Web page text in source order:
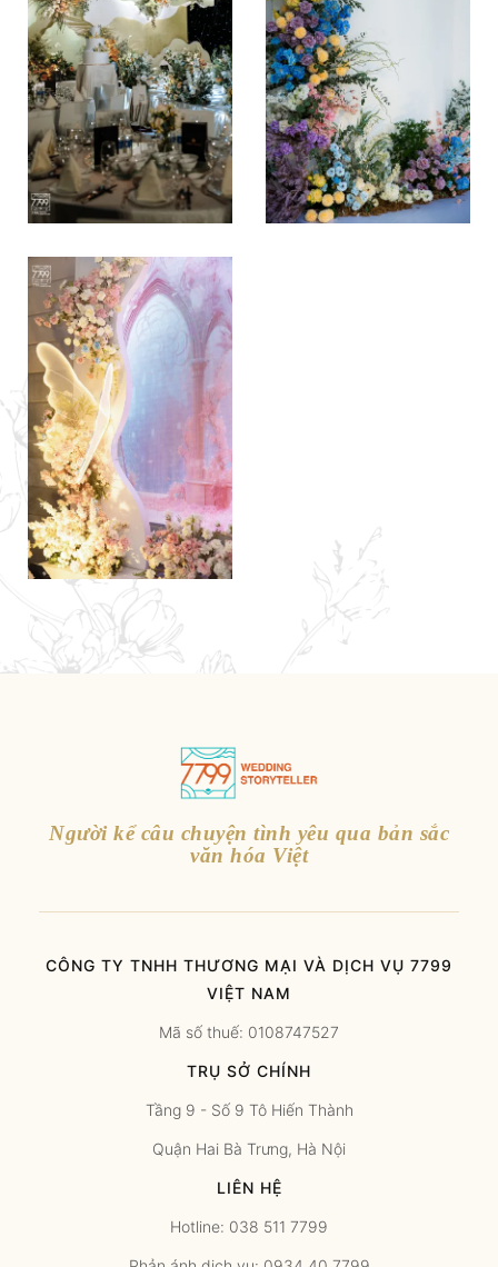
Người kể câu chuyện tình yêu qua bản sắc
văn hóa Việt
CÔNG TY TNHH THƯƠNG MẠI VÀ DỊCH VỤ 7799
VIỆT NAM
Mã số thuế: 0108747527
TRỤ SỞ CHÍNH
Tầng 9 - Số 9 Tô Hiến Thành
Quận Hai Bà Trưng, Hà Nội
LIÊN HỆ
Hotline: 038 511 7799